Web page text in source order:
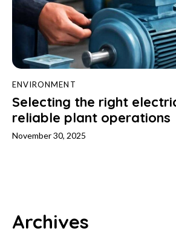
ENVIRONMENT
Selecting the right
reliable plant operations
November 30, 2025
Archives